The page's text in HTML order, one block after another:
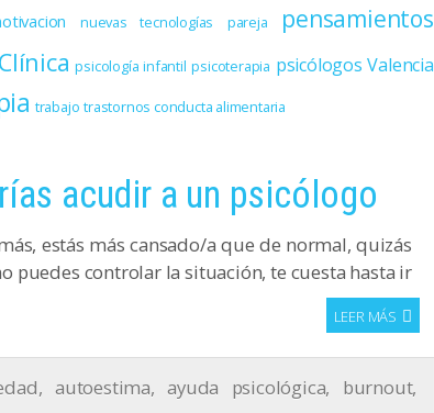
nuevas tecnologías pareja pensamientos
psicología infantil psicoterapia psicólogos Valencia
trabajo trastornos conducta alimentaria
acudir a un psicólogo
estás más cansado/a que de normal, quizás
puedes controlar la situación, te cuesta hasta ir
LEER MÁS
, autoestima,ayuda psicológica, burnout,